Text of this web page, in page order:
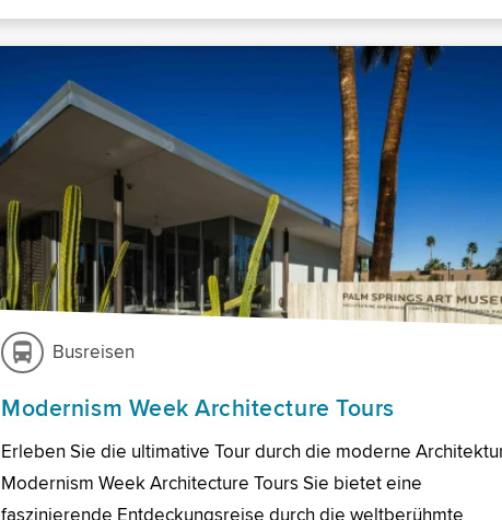
Busreisen
Modernism Week Architecture Tours
Erleben Sie die ultimative Tour durch die moderne
Modernism Week Architecture Tours Sie bietet eine
faszinierende Entdeckungsreise durch die weltberühmte